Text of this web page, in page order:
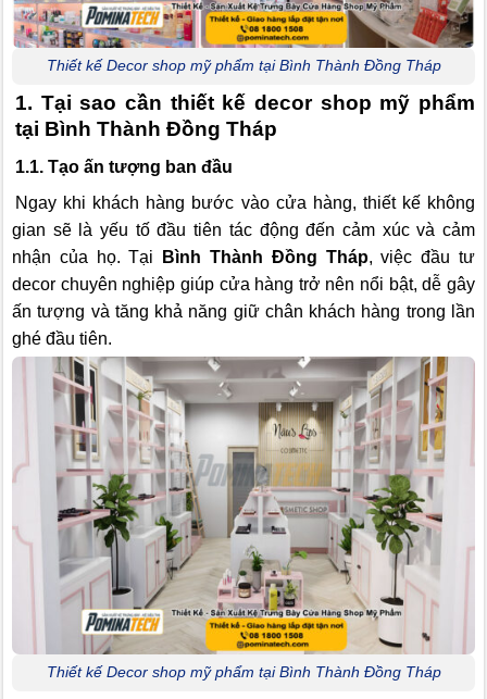
Thiết kế Decor shop mỹ phẩm tại Bình Thành Đồng Tháp
1. Tại sao cần thiết kế decor shop mỹ phẩm
tại Bình Thành Đồng Tháp
1.1. Tạo ấn tượng ban đầu
Ngay khi khách hàng bước vào cửa hàng, thiết kế không
gian sẽ là yếu tố đầu tiên tác động đến cảm xúc và cảm
nhận của họ. Tại
Bình Thành Đồng Tháp, việc đầu tư
decor chuyên nghiệp giúp cửa hàng trở nên nổi bật, dễ gây
ấn tượng và tăng khả năng giữ chân khách hàng trong lần
ghé đầu tiên.
Thiết kế Decor shop mỹ phẩm tại Bình Thành Đồng Tháp